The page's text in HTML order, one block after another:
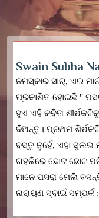
Swain Subha
ନମସ୍କାର ସାର୍, ଏଇ
ପ୍ରକାଶିତ ହୋଇଛି "
ହୁଏ ଏହି କବିତା
ଦିଅନ୍ତୁ। ପ୍ରଥମ
ବସ୍ତୁ ନୁହେଁ, ଏହା ସୁଲଭ
ଗହଳିରେ ଛୋଟ ଛୋଟ
ମାନେ ପସରା ମେଲି
ନାରାୟଣ ସ୍ବାଇଁ ସମ୍ପର୍କ